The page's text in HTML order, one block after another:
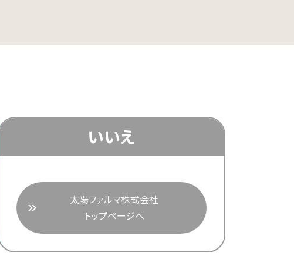
いいえ
太陽ファルマ株式会社
トップページへ